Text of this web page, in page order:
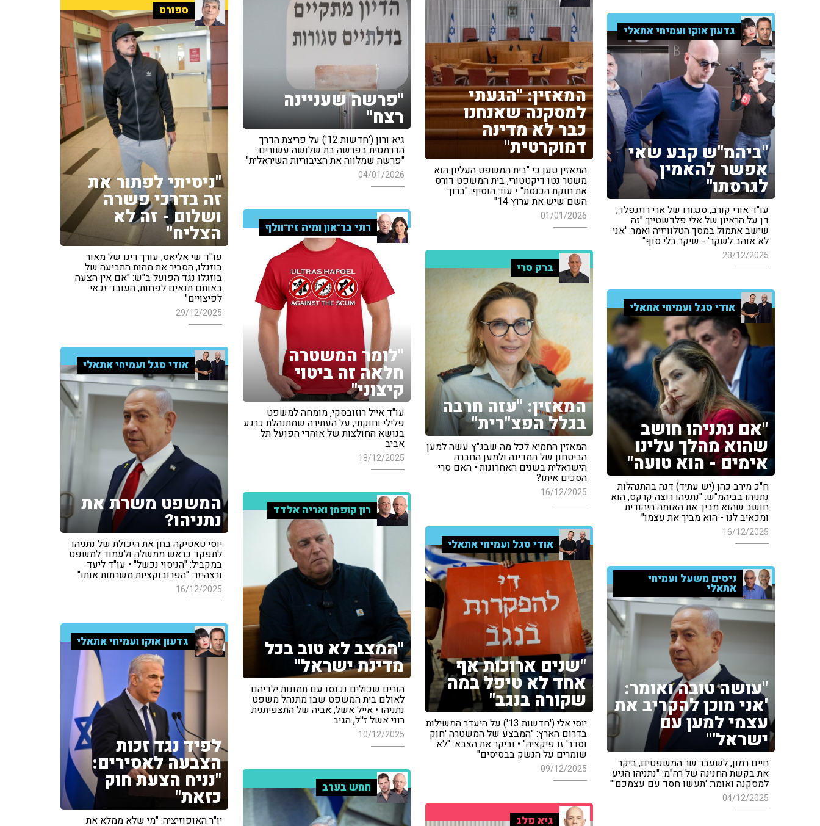
"פרשה שעניינה
רצח"
גיא ורון ('חדשות 12') על פריצת הדרך
הדרמטית בפרשה בת שלושה עשורים:
"פרשה שמלווה את הציבוריות השיראלית"
04/01/2026
המאזין: "הגעתי
למסקנה שאנחנו
כבר לא מדינה
דמוקרטית"
המאזין טען כי "בית המשפט העליון הוא
משטר נטו דיקטטורי, בית המשפט דורס
את חוקת הכנסת" • עוד הוסיף: "ברוך
השם שיש את ערוץ 14"
01/01/2026
ספורט
"ניסיתי לפתור את
זה בדרכי פשרה
ושלום - זה לא
הצליח"
עו''ד שי אליאס, עורך דינו של מאור
בוזגלו, הסביר את מהות התביעה של
בוזגלו נגד הפועל ב"ש: "אם אין הצעה
באותם תנאים לפחות, העובד זכאי
לפיצויים"
29/12/2025
גדעון אוקו ועמיחי אתאלי
"ביהמ"ש קבע שאי
אפשר להאמין
לגרסתו"
עו"ד אורי קורב, סנגורו של ארי רוזנפלד,
דן על הראיון של אלי פלדשטיין: "זה
שישב אתמול במסך הטלוויזיה ואמר: 'אני
לא אוהב לשקר' - שיקר בלי סוף"
23/12/2025
רוני בר־און ומיה זיו־וולף
"לומר המשטרה
חלאה זה ביטוי
קיצוני"
עו"ד אייל רוזובסקי, מומחה למשפט
פלילי וחוקתי, על העתירה שמתנהלת כרגע
בנושא החולצות של אוהדי הפועל תל
אביב
18/12/2025
ברק סרי
המאזין: "עזה חרבה
בגלל הפצ"רית"
המאזין החמיא לכל מה שבג"ץ עשה למען
הביטחון של המדינה ולמען החברה
הישראלית בשנים האחרונות • האם סרי
הסכים איתו?
16/12/2025
אודי סגל ועמיחי אתאלי
"אם נתניהו חושב
שהוא מהלך עלינו
אימים - הוא טועה"
ח"כ מירב כהן (יש עתיד) דנה בהתנהלות
נתניהו בביהמ"ש: "נתניהו רוצה קרקס, הוא
חושב שהוא מביך את האומה היהודית
ומכאיב לנו - הוא מביך את עצמו"
16/12/2025
אודי סגל ועמיחי אתאלי
המשפט משרת את
נתניהו?
יוסי טאטיקה בחן את היכולת של נתניהו
לתפקד כראש ממשלה ולעמוד למשפט
במקביל: "הניסוי נכשל" • עו"ד ליעד
ורצהיזר: "הפרובוקציות משרתות אותו"
16/12/2025
רון קופמן ואריה אלדד
"המצב לא טוב בכל
מדינת ישראל"
הורים שכולים נכנסו עם תמונות ילדיהם
לאולם בית המשפט שבו מתנהל משפט
נתניהו • אייל אשל, אביה של התצפיתנית
רוני אשל ז''ל, הגיב
10/12/2025
אודי סגל ועמיחי אתאלי
"שנים ארוכות אף
אחד לא טיפל במה
שקורה בנגב"
יוסי אלי ('חדשות 13') על היעדר המשילות
בדרום הארץ: "המבצע של המשטרה 'חוק
וסדר' זו פיקציה" • וביקר את הצבא: "לא
שומרים על הנשק בבסיסים"
09/12/2025
ניסים משעל ועמיחי
אתאלי
"עושה טובה ואומר:
'אני מוכן להקריב את
עצמי למען עם
ישראל'"
חיים רמון, לשעבר שר המשפטים, ביקר
את בקשת החנינה של רה"מ: "נתניהו הגיע
למסקנה ואומר: 'תעשו חסד עם עצמכם'"
04/12/2025
גדעון אוקו ועמיחי אתאלי
לפיד נגד זכות
הצבעה לאסירים:
"נניח הצעת חוק
כזאת"
יו"ר האופוזיציה: "מי שלא ממלא את
חמש בערב
גיא פלג